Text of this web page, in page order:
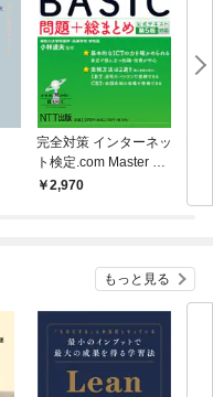
完全対策 インターネッ
ト検定.com Master BA
SIC 問題+総まとめ 公
2,970
もっと見る